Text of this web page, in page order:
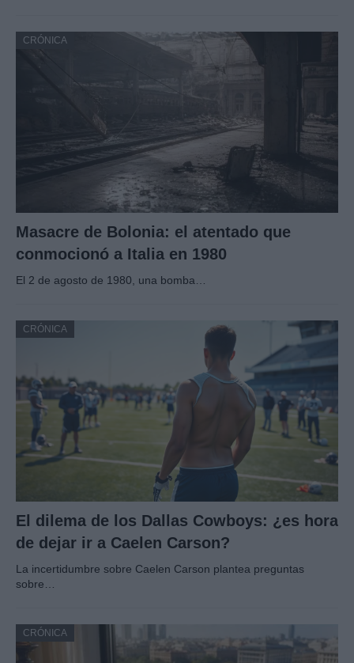
CRÓNICA
Masacre de Bolonia: el atentado que
conmocionó a Italia en 1980
El 2 de agosto de 1980, una bomba…
CRÓNICA
El dilema de los Dallas Cowboys: ¿es hora
de dejar ir a Caelen Carson?
La incertidumbre sobre Caelen Carson plantea preguntas
sobre…
CRÓNICA